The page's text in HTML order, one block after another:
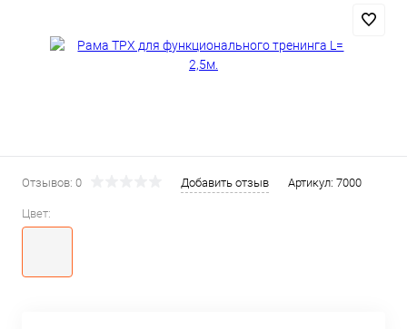
Отзывов: 0 Добавить отзыв Артикул: 7000
Цвет: